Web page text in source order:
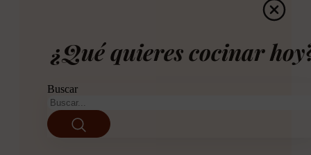
¿Qué quieres cocinar
Buscar